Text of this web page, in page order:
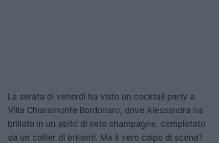
La serata di venerdì ha visto un cocktail party a
Villa Chiaramonte Bordonaro, dove Alessandra ha
brillato in un abito di seta champagne, completato
da un collier di brillanti. Ma il vero colpo di scena?